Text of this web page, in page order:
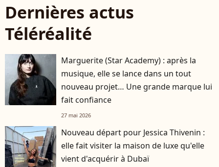
Dernières actus
Téléréalité
Marguerite (Star Academy) : après la
musique, elle se lance dans un tout
nouveau projet… Une grande marque lui
fait confiance
27 mai 2026
Nouveau départ pour Jessica Thivenin :
elle fait visiter la maison de luxe qu'elle
vient d'acquérir à Dubaï